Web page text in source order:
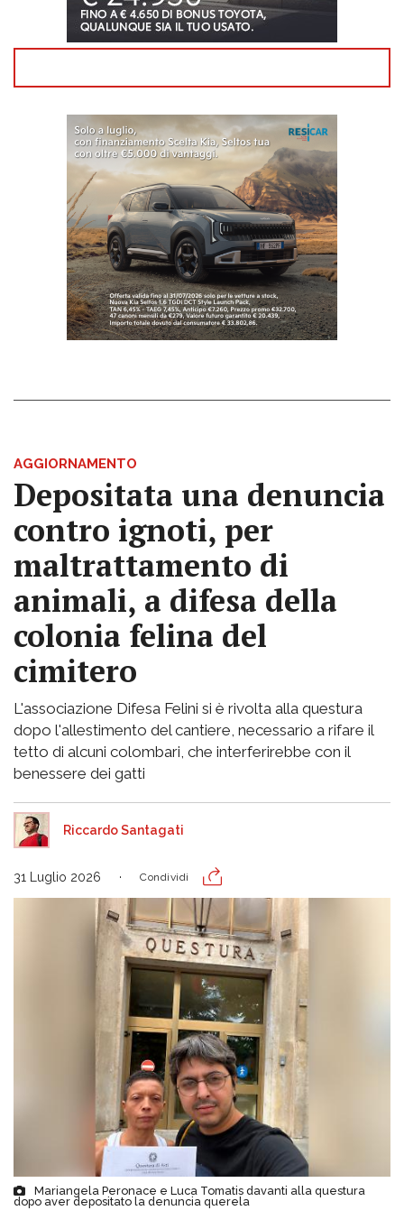
AGGIORNAMENTO
Depositata una denuncia
contro ignoti, per
maltrattamento di
animali, a difesa della
colonia felina del
cimitero
L'associazione Difesa Felini si è rivolta alla questura
dopo l'allestimento del cantiere, necessario a rifare il
tetto di alcuni colombari, che interferirebbe con il
benessere dei gatti
Riccardo Santagati
31 Luglio 2026 Condividi
Mariangela Peronace e Luca Tomatis davanti alla questura
dopo aver depositato la denuncia querela